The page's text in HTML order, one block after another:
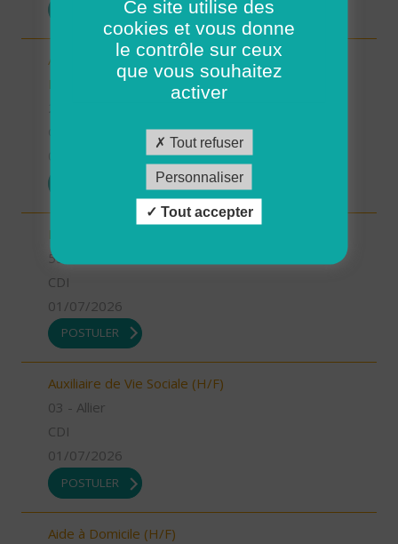
Aide-Soignant(e) à Domicile PLOUGASTEL-
DAOULAS CDD 80% (H/F)
INFIRMIER COORDINATEUR (H/F)
55 - Meuse
CDI
01/07/2026
POSTULER
Auxiliaire de Vie Sociale (H/F)
03 - Allier
CDI
01/07/2026
POSTULER
Aide à Domicile (H/F)
Ce site utilise des
cookies et vous donne
le contrôle sur ceux
que vous souhaitez
activer
Tout refuser
Personnaliser
Tout accepter